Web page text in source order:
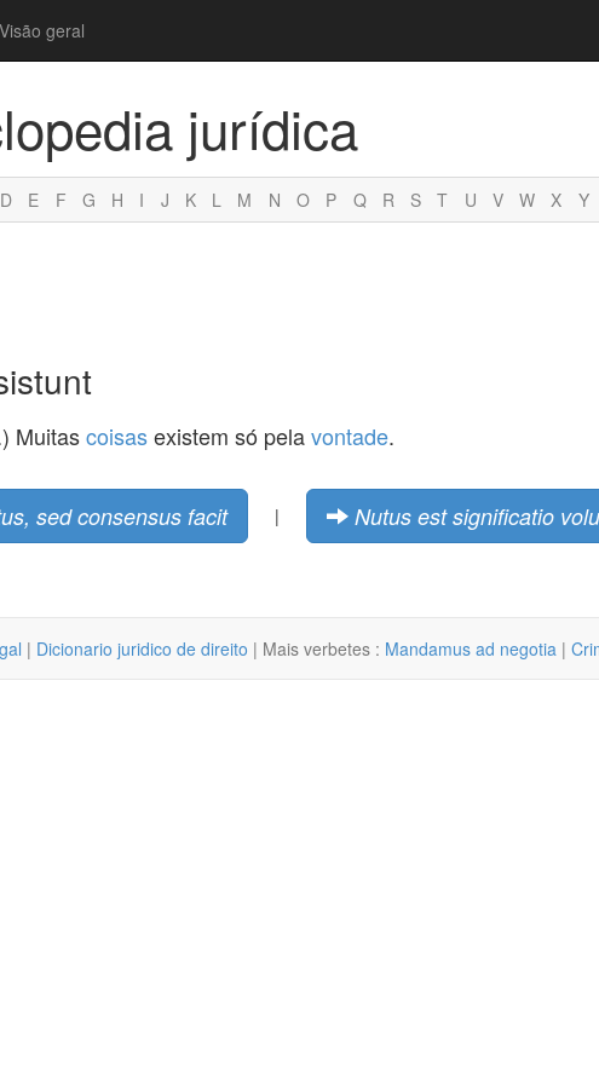
Visão geral
jurídica
D E F G H I J K L M N O P Q R S T U V W X Y
Muitascoisasexistem só pelavontade.
sed consensus facit | Nutus est significatio
| Dicionario juridico de direito | Mais verbetes : Mandamus ad negotia |